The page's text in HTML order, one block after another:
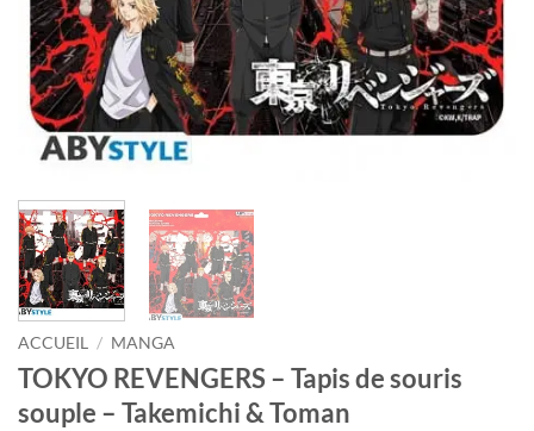
ACCUEIL / MANGA
TOKYO REVENGERS – Tapis de souris
souple – Takemichi & Toman